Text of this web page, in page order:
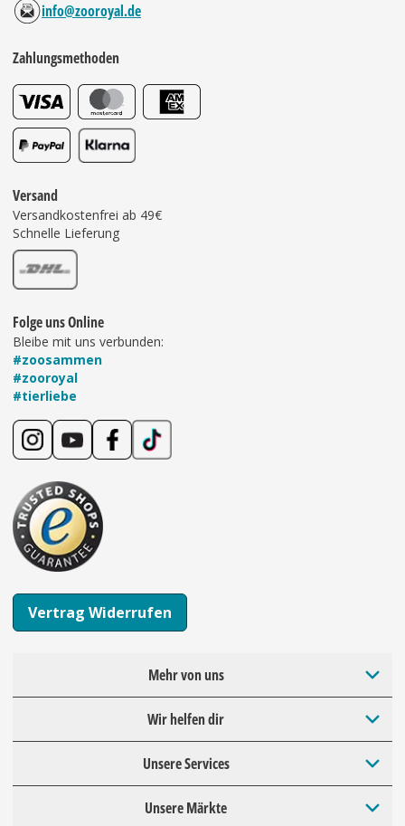
info@zooroyal.de
Zahlungsmethoden
Versand
Versandkostenfrei ab 49€
Schnelle Lieferung
Folge uns Online
Bleibe mit uns verbunden:
#zoosammen
#zooroyal
#tierliebe
Vertrag Widerrufen
Mehr von uns
Wir helfen dir
Unsere Services
Unsere Märkte